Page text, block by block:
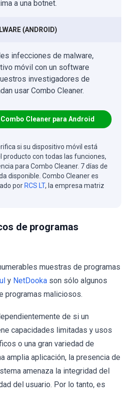
a una botnet.
(ANDROID)
infecciones de malware,
móvil con un software
investigadores de
usar Combo Cleaner.
Cleaner para Android
si su dispositivo móvil está
producto con todas las funciones,
para Combo Cleaner. 7 días de
disponible. Combo Cleaner es
por RCS LT, la empresa matriz
de programas
muestras de programas
y NetDooka son sólo algunos
programas maliciosos.
de si un
capacidades limitadas y usos
o una gran variedad de
amplia aplicación, la presencia de
amenaza la integridad del
del usuario. Por lo tanto, es